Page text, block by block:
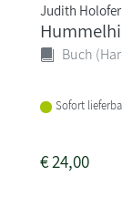
Judith
Buch
Sofort
€24,00